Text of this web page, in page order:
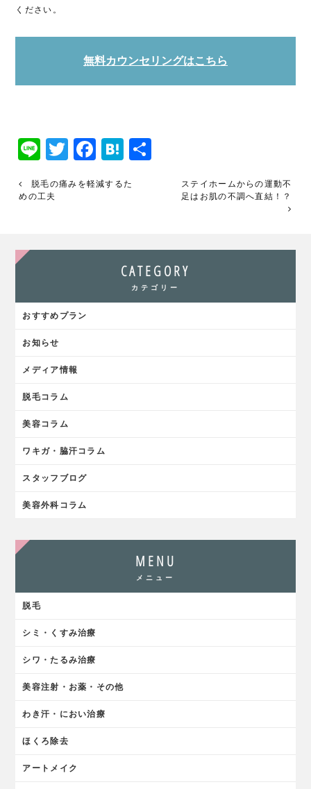
ください。
無料カウンセリングはこちら
LineTwitter
Facebook
Hatena
脱毛の痛みを軽減するた
めの工夫
ステイホームからの運動不
足はお肌の不調へ直結！？
CATEGORY
カテゴリー
おすすめプラン
お知らせ
メディア情報
脱毛コラム
美容コラム
ワキガ・脇汗コラム
スタッフブログ
美容外科コラム
MENU
メニュー
脱毛
シミ・くすみ治療
シワ・たるみ治療
美容注射・お薬・その他
わき汗・におい治療
ほくろ除去
アートメイク